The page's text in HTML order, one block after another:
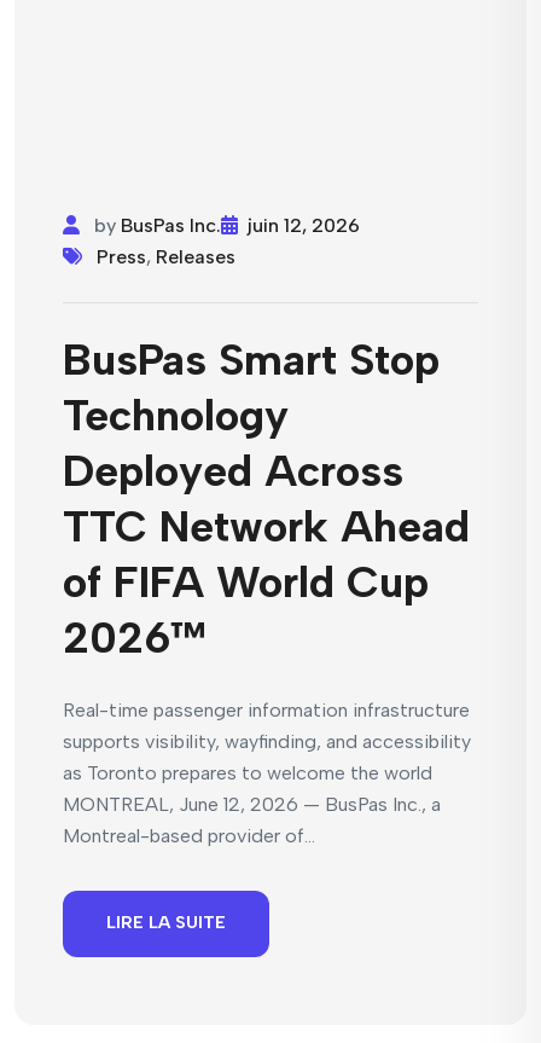
by BusPas Inc.
juin 12, 2026
Press, Releases
BusPas Smart Stop
Technology
Deployed Across
TTC Network Ahead
of FIFA World Cup
2026™
Real-time passenger information infrastructure
supports visibility, wayfinding, and accessibility
as Toronto prepares to welcome the world
MONTREAL, June 12, 2026 — BusPas Inc., a
Montreal-based provider of...
LIRE LA SUITE